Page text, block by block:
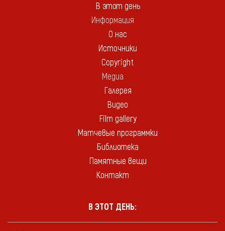
В этот день
Информация
О нас
Источники
Copyright
Медиа
Галерея
Видео
Film gallery
Матчевые программки
Библиотека
Памятные вещи
Контакт
В ЭТОТ ДЕНЬ: